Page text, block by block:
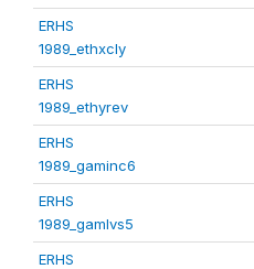
ERHS
1989_ethxcly
ERHS
1989_ethyrev
ERHS
1989_gaminc6
ERHS
1989_gamlvs5
ERHS